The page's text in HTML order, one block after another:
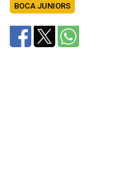
BOCA JUNIORS